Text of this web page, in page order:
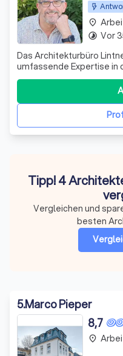
Das Architekturbüro
umfassende Expertise in
Ihr verlässlicher Partner
Realisierung komplexer
Leistungsspektrum
Gewerbe- und
place
timelapse Vor
Tipp! 4
Vergleichen und
besten
5.Marco Pieper
8,7
place